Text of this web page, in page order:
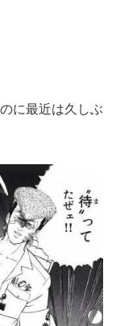
に最近は久しぶ